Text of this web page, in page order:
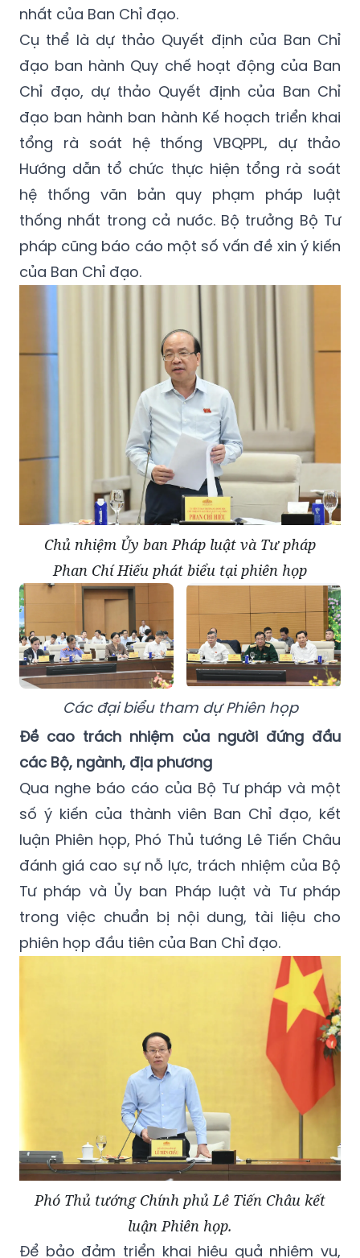
nhất của Ban Chỉ đạo.
Cụ thể là dự thảo Quyết định của Ban Chỉ
đạo ban hành Quy chế hoạt động của Ban
Chỉ đạo, dự thảo Quyết định của Ban Chỉ
đạo ban hành ban hành Kế hoạch triển khai
tổng rà soát hệ thống VBQPPL, dự thảo
Hướng dẫn tổ chức thực hiện tổng rà soát
hệ thống văn bản quy phạm pháp luật
thống nhất trong cả nước. Bộ trưởng Bộ Tư
pháp cũng báo cáo một số vấn đề xin ý kiến
của Ban Chỉ đạo.
Chủ nhiệm Ủy ban Pháp luật và Tư pháp
Phan Chí Hiếu phát biểu tại phiên họp
Các đại biểu tham dự Phiên họp
Đề cao trách nhiệm của người đứng đầu
các Bộ, ngành, địa phương
Qua nghe báo cáo của Bộ Tư pháp và một
số ý kiến của thành viên Ban Chỉ đạo, kết
luận Phiên họp, Phó Thủ tướng Lê Tiến Châu
đánh giá cao sự nỗ lực, trách nhiệm của Bộ
Tư pháp và Ủy ban Pháp luật và Tư pháp
trong việc chuẩn bị nội dung, tài liệu cho
phiên họp đầu tiên của Ban Chỉ đạo.
Phó Thủ tướng Chính phủ Lê Tiến Châu kết
luận Phiên họp.
Để bảo đảm triển khai hiệu quả nhiệm vụ,